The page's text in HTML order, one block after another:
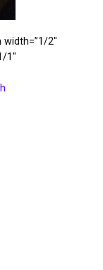
2″
1″